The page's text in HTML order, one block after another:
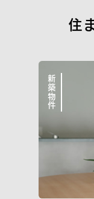
住
新築物件